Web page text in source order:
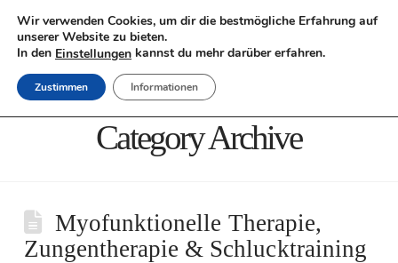
Category Archive
Myofunktionelle Therapie,
Zungentherapie & Schlucktraining
Wir verwenden Cookies, um dir die bestmögliche Erfahrung auf
unserer Website zu bieten.
In den Einstellungen kannst du mehr darüber erfahren.
Zustimmen Informationen